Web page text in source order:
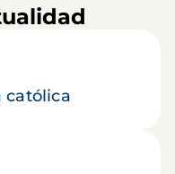
católica